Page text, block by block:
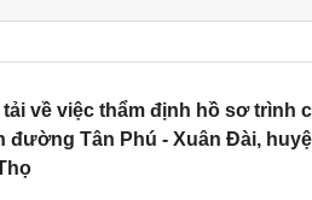
tải về việc thẩm định hồ sơ trình
Tân Phú - Xuân Đài,